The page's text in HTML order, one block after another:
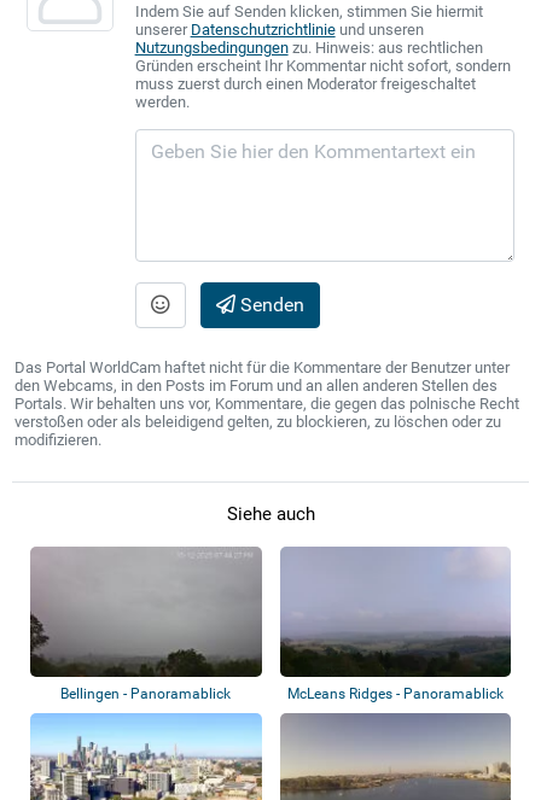
Indem Sie auf Senden klicken, stimmen Sie hiermit
unserer Datenschutzrichtlinieund unseren
Nutzungsbedingungenzu. Hinweis: aus rechtlichen
Gründen erscheint Ihr Kommentar nicht sofort, sondern
muss zuerst durch einen Moderator freigeschaltet
werden.
Senden
Das Portal WorldCam haftet nicht für die Kommentare der Benutzer unter
den Webcams, in den Posts im Forum und an allen anderen Stellen des
Portals. Wir behalten uns vor, Kommentare, die gegen das polnische Recht
verstoßen oder als beleidigend gelten, zu blockieren, zu löschen oder zu
modifizieren.
Siehe auch
Bellingen - Panoramablick McLeans Ridges - Panoramablick